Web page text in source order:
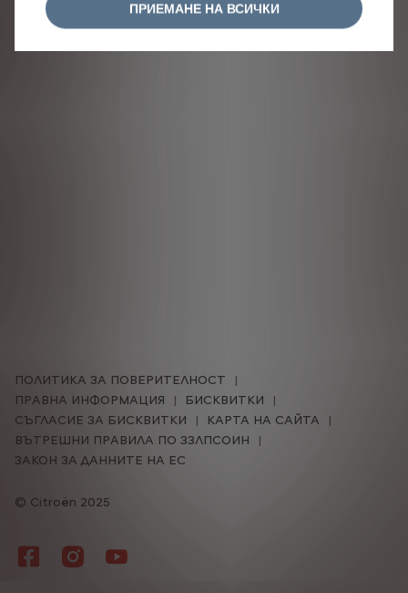
Citroën 2025
ПОЛИТИКА ЗА ПОВЕРИТЕЛНОСТ
ПРАВНА ИНФОРМАЦИЯ
БИСКВИТКИ
СЪГЛАСИЕ ЗА БИСКВИТКИ
КАРТА НА САЙТА
ВЪТРЕШНИ ПРАВИЛА ПО ЗЗЛПСОИН
ЗАКОН ЗА ДАННИТЕ НА ЕС
ПРИЕМАНЕ НА ВСИЧКИ